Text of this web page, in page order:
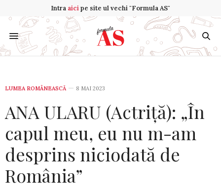
Intra aicipe site ul vechi "Formula AS"
LUMEA ROMÂNEASCĂ 8 MAI 2023
ANA ULARU (Actriță): „În
capul meu, eu nu m-am
desprins niciodată de
România”